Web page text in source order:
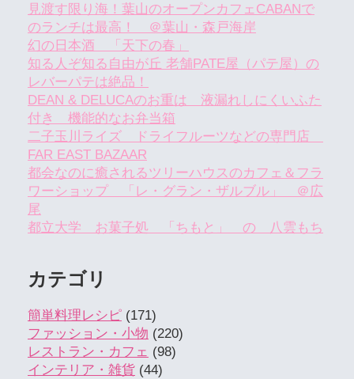
見渡す限り海！葉山のオープンカフェCABANで
のランチは最高！ ＠葉山・森戸海岸
幻の日本酒 「天下の春」
知る人ぞ知る自由が丘 老舗PATE屋（パテ屋）の
レバーパテは絶品！
DEAN & DELUCAのお重は 液漏れしにくいふた
付き 機能的なお弁当箱
二子玉川ライズ ドライフルーツなどの専門店
FAR EAST BAZAAR
都会なのに癒されるツリーハウスのカフェ＆フラ
ワーショップ 「レ・グラン・ザルブル」 ＠広
尾
都立大学 お菓子処 「ちもと」 の 八雲もち
カテゴリ
簡単料理レシピ (171)
ファッション・小物 (220)
レストラン・カフェ (98)
インテリア・雑貨 (44)